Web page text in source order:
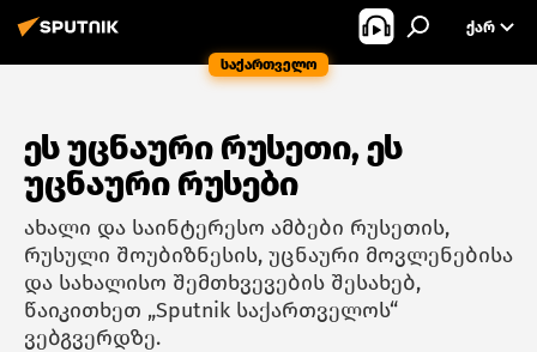
საქართველო
ᲥᲐᲠ
ეს უცნაური რუსეთი, ეს
უცნაური რუსები
ახალი და საინტერესო ამბები რუსეთის,
რუსული შოუბიზნესის, უცნაური მოვლენებისა
და სახალისო შემთხვევების შესახებ,
წაიკითხეთ „Sputnik საქართველოს“
ვებგვერდზე.